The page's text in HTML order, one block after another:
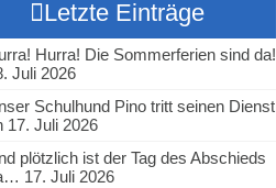
Letzte Einträge
Hurra! Die Sommerferien sind da!
Juli 2026
Schulhund Pino tritt seinen Dienst
17. Juli 2026
plötzlich ist der Tag des Abschieds
17. Juli 2026